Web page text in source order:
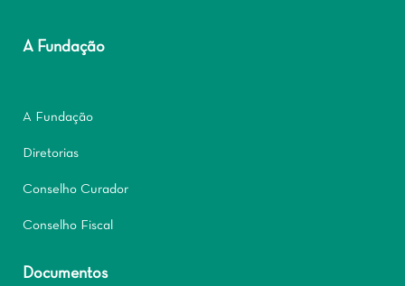
A Fundação
A Fundação
Diretorias
Conselho Curador
Conselho Fiscal
Documentos